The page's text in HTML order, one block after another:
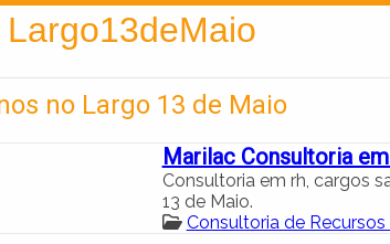
Largo13deMaio
no Largo 13 de Maio
Marilac Consultoria
Consultoria em rh, cargos
13 de Maio.
Consultoria de